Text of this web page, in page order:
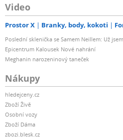
Video
Prostor X Branky, body, kokoti
Poslední sklenička se Samem Neillem: Už
Epicentrum Kalousek Nové nahrání
Meghanin narozeninový taneček
Nákupy
hledejceny.cz
Zboží Živě
Osobní vozy
Zboží Dáma
zbozi.blesk.cz